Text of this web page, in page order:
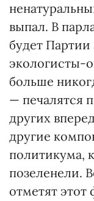
выпал. В
будет
экологисты-
больше
— печалятся
других
другие
политикума,
позеленели.
отметят этот